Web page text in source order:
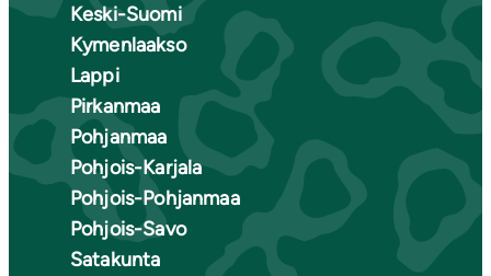
Keski-Suomi
Kymenlaakso
Lappi
Pirkanmaa
Pohjanmaa
Pohjois-Karjala
Pohjois-Pohjanmaa
Pohjois-Savo
Satakunta